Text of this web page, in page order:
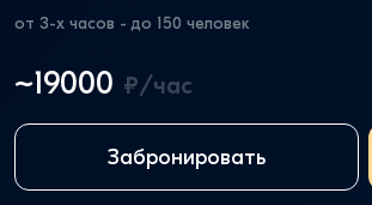
от 3-х часов - до 150 человек
~19000 ₽/час
Забронировать